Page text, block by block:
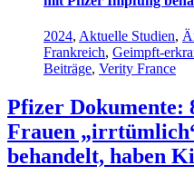
2024, Aktuelle Studien,
Frankreich, Geimpft-
Beiträge, Verity France
Pfizer Dokumente:
Frauen
behandelt, haben